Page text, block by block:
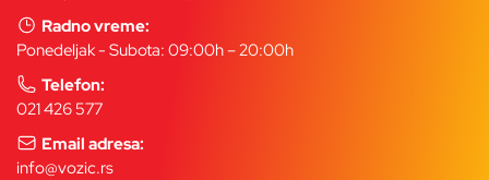
Radno vreme:
Ponedeljak - Subota: 09:00h – 20:00h
Telefon:
021 426 577
Email adresa:
info@vozic.rs